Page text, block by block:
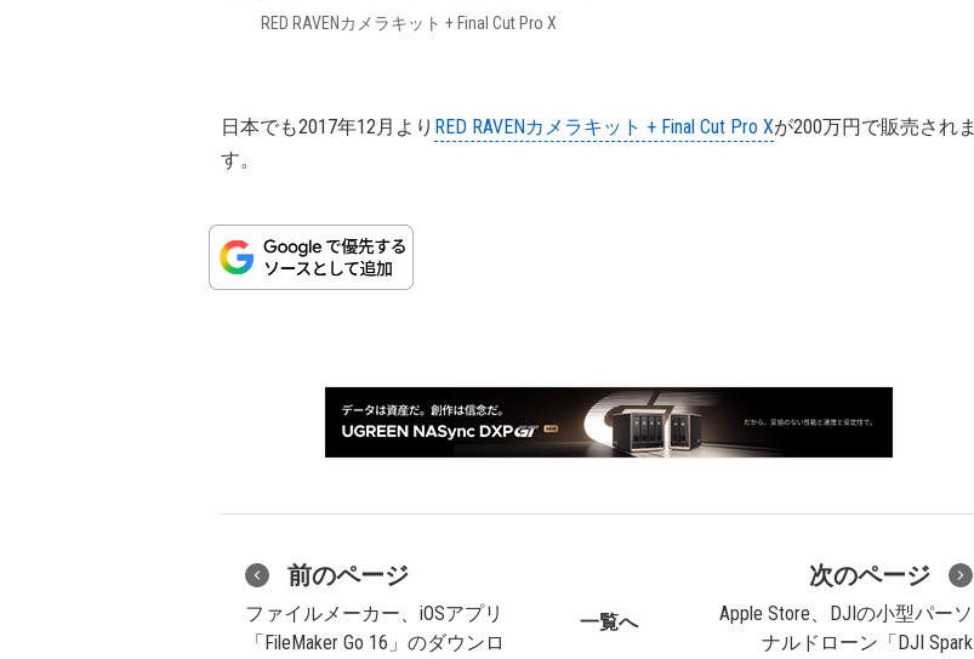
RED RAVENカメラキット + Final Cut Pro X
日本でも2017年12月より RED RAVENカメラキット + Final Cut Pro Xが200万円で販売されま
す。
前のページ
ファイルメーカー、iOSアプリ
「FileMaker Go 16」のダウンロ
一覧へ
次のページ
Apple Store、DJIの小型パーソ
ナルドローン「DJI Spark